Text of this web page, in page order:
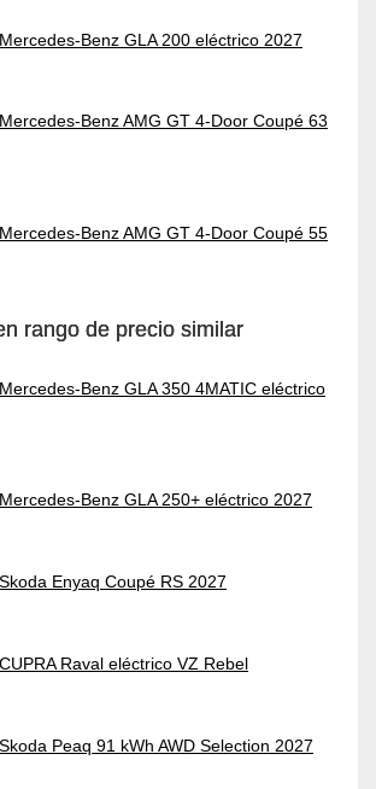
Mercedes-Benz GLA 200 eléctrico 2027
Mercedes-Benz AMG GT 4-Door Coupé 63
Mercedes-Benz AMG GT 4-Door Coupé 55
rango de precio similar
Mercedes-Benz GLA 350 4MATIC eléctrico
Mercedes-Benz GLA 250+ eléctrico 2027
Skoda Enyaq Coupé RS 2027
CUPRA Raval eléctrico VZ Rebel
Skoda Peaq 91 kWh AWD Selection 2027